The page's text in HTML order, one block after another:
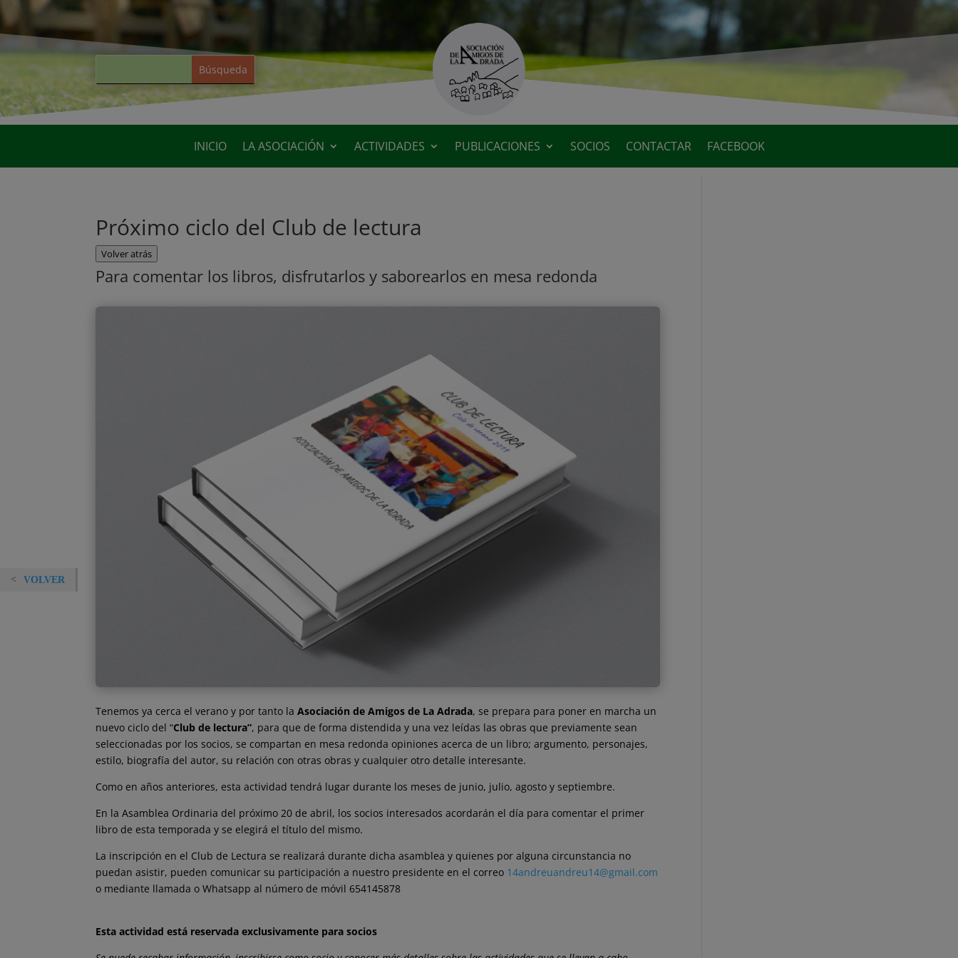
INICIO LA ASOCIACIÓN ACTIVIDADES PUBLICACIONES SOCIOS CONTACTAR FACEBOOK
Próximo ciclo del Club de lectura
Volver atrás
Para comentar los libros, disfrutarlos y saborearlos en mesa redonda
Tenemos ya cerca el verano y por tanto laAsociación de Amigos de La Adrada, se prepara para poner en marcha un
nuevo ciclo del “Club de lectura”, para que de forma distendida y una vez leídas las obras que previamente sean
seleccionadas por los socios, se compartan en mesa redonda opiniones acerca de un libro; argumento, personajes,
estilo, biografía del autor, su relación con otras obras y cualquier otro detalle interesante.
Como en años anteriores, esta actividad tendrá lugar durante los meses de junio, julio, agosto y septiembre.
En la Asamblea Ordinaria del próximo 20 de abril, los socios interesados acordarán el día para comentar el primer
libro de esta temporada y se elegirá el título del mismo.
La inscripción en el Club de Lectura se realizará durante dicha asamblea y quienes por alguna circunstancia no
puedan asistir, pueden comunicar su participación a nuestro presidente en el correo 14andreuandreu14@gmail.com
o mediante llamada o Whatsapp al número de móvil 654145878
Esta actividad está reservada exclusivamente para socios
VOLVER